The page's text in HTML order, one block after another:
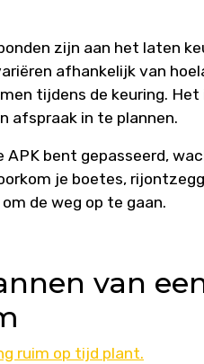
zijn aan het laten
afhankelijk van
tijdens de keuring.
afspraak in te plannen.
bent gepasseerd,
je boetes,
de weg op te gaan.
van
ruim op tijd plant.